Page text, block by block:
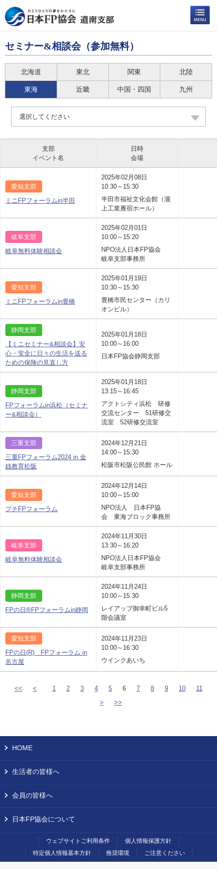
セミナー&相談会（参加無料）
北海道 東北 関東 北陸
東海 近畿 中国・四国 九州
選択してください
支部
イベント名
日時
会場
愛知支部
ミニFPフォーラムin半田
2025年02月08日
10:30～15:30
半田市福祉文化会館（瀧
上工業雁宿ホール）
岐阜支部
岐阜無料体験相談会
2025年02月01日
10:00～15:20
NPO法人日本FP協会
岐阜支部事務所
愛知支部
ミニFPフォーラムin豊橋
2025年01月19日
10:30～15:30
豊橋市民センター（カリ
オンビル）
静岡支部
【ミニセミナー&相談会】安
心・安全に日々の生活を送る
ための保険の見直し方
2025年01月18日
10:00～16:00
日本FP協会静岡支部
静岡支部
FPフォーラムin浜松（セミナ
ー&相談会）
2025年01月18日
13:15～16:45
アクトシティ浜松 研修
交流センター 51研修交
流室 52研修交流室
三重支部
三重FPフォーラム2024 in 金
銭教育松阪
2024年12月21日
14:00～15:30
松阪市松阪公民館 ホール
愛知支部
プチFPフォーラム
2024年12月14日
10:00～15:00
NPO法人 日本FP協
会 東海ブロック事務所
岐阜支部
岐阜無料体験相談会
2024年11月30日
13:30～16:20
NPO法人日本FP協会
岐阜支部事務所
静岡支部
FPの日®FPフォーラムin静岡
2024年11月24日
10:00～15:30
レイアップ御幸町ビル5
階会議室
愛知支部
FPの日(R) FPフォーラム in
名古屋
2024年11月23日
10:00～16:30
ウインクあいち
<< < 1 2 3 4 5 6 7 8 9 10
11
>
>>
HOME
生活者の皆様へ
会員の皆様へ
日本FP協会について
ウェブサイトご利用条件
個人情報保護方針
特定個人情報基本方針
推奨環境 ご注意ください